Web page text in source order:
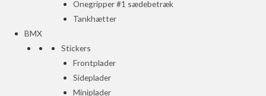
Onegripper #1 sædebetræk
Tankhætter
BMX
Stickers
Frontplader
Sideplader
Miniplader